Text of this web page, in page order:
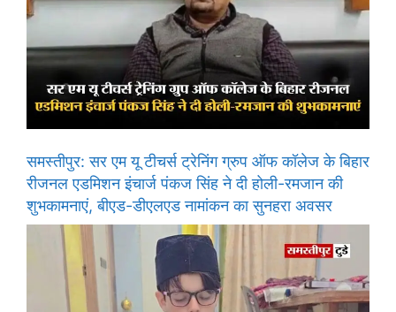
समस्तीपुर: सर एम यू टीचर्स ट्रेनिंग ग्रुप ऑफ कॉलेज के बिहार
रीजनल एडमिशन इंचार्ज पंकज सिंह ने दी होली-रमजान की
शुभकामनाएं, बीएड-डीएलएड नामांकन का सुनहरा अवसर